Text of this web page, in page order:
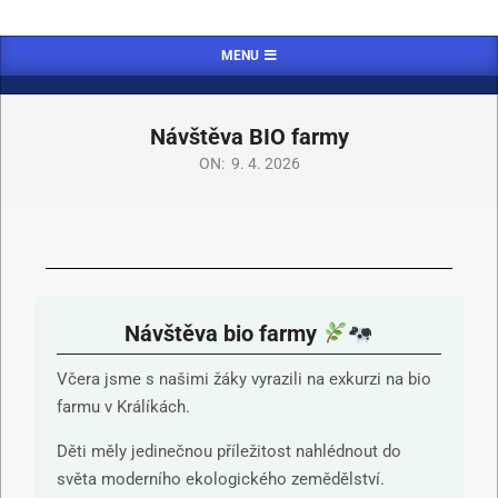
MENU
Návštěva BIO farmy
ON: 9. 4. 2026
Návštěva bio farmy
Včera jsme s našimi žáky vyrazili na exkurzi na bio
farmu v Králíkách.
Děti měly jedinečnou příležitost nahlédnout do
světa moderního ekologického zemědělství.